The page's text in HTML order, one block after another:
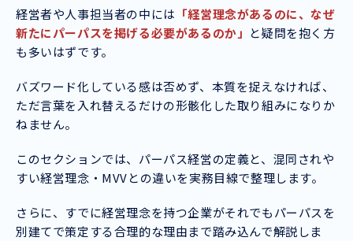
経営者や人事担当者の中には 「経営理念があるのに、なぜ
新たにパーパスを掲げる必要があるのか」 と疑問を抱く方
も多いはずです。
バズワード化している感は否めず、本質を捉えなければ、
ただ言葉を入れ替えるだけの形骸化した取り組みになりか
ねません。
このセクションでは、パーパス経営の定義と、混同されや
すい経営理念・MVVとの違いを実務目線で整理します。
さらに、すでに経営理念を持つ企業がそれでもパーパスを
別建てで策定する合理的な理由まで踏み込んで解説しま